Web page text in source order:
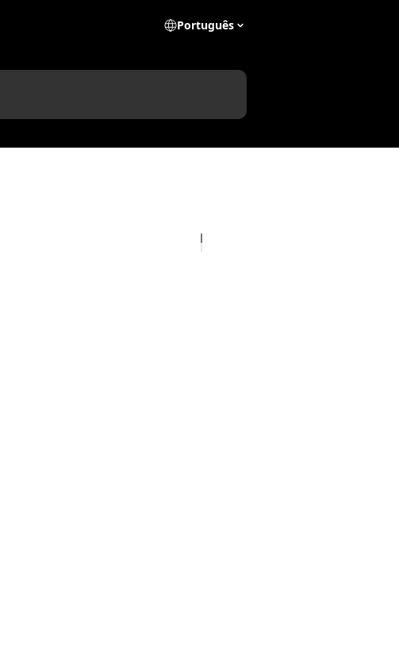
Português